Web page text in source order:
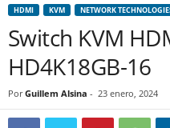
HDMI KVM NETWORK
Switch KVM
HD4K18GB-16
Por Guillem Alsina - 23 enero, 2024